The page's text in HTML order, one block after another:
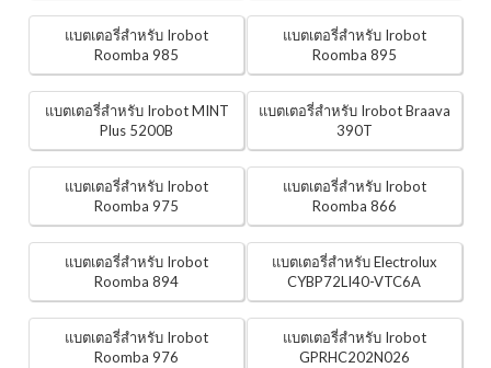
แบตเตอรี่สำหรับ Irobot
Roomba 985
แบตเตอรี่สำหรับ Irobot
Roomba 895
แบตเตอรี่สำหรับ Irobot MINT
Plus 5200B
แบตเตอรี่สำหรับ Irobot Braava
390T
แบตเตอรี่สำหรับ Irobot
Roomba 975
แบตเตอรี่สำหรับ Irobot
Roomba 866
แบตเตอรี่สำหรับ Irobot
Roomba 894
แบตเตอรี่สำหรับ Electrolux
CYBP72LI40-VTC6A
แบตเตอรี่สำหรับ Irobot
Roomba 976
แบตเตอรี่สำหรับ Irobot
GPRHC202N026